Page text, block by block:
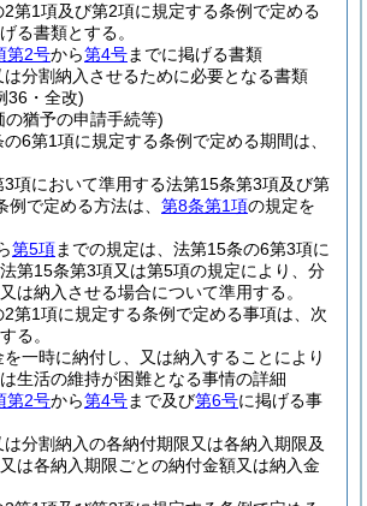
第1項及び第2項に規定する条例で定める
る書類とする。
第2号から第4号までに掲げる書類
は分割納入させるために必要となる書類
36・全改)
猶予の申請手続等)
6第1項に規定する条例で定める期間は、
項において準用する法第15条第3項及び第
で定める方法は、 第8条第1項の規定を
第5項までの規定は、法第15条の6第3項に
第15条第3項又は第5項の規定により、分
は納入させる場合について準用する。
第1項に規定する条例で定める事項は、次
る。
一時に納付し、又は納入することにより
生活の維持が困難となる事情の詳細
第2号から第4号まで及び第6号に掲げる事
分割納入の各納付期限又は各納入期限及
は各納入期限ごとの納付金額又は納入金